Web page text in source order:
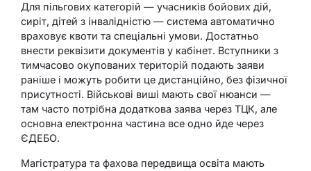
Для пільгових категорій — учасників бойових дій,
сиріт, дітей з інвалідністю — система автоматично
враховує квоти та спеціальні умови. Достатньо
внести реквізити документів у кабінет. Вступники з
тимчасово окупованих територій подають заяви
раніше і можуть робити це дистанційно, без фізичної
присутності. Військові виші мають свої нюанси —
там часто потрібна додаткова заява через ТЦК, але
основна електронна частина все одно йде через
ЄДЕБО.
Магістратура та фахова передвища освіта мають